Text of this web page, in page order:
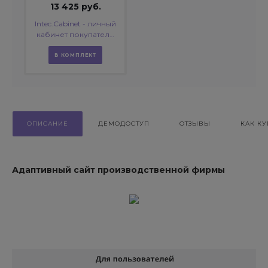
13 425 руб.
Intec.Cabinet - личный
кабинет покупателя
для интернет-
магазина (B2B и B2C)
В КОМПЛЕКТ
ОПИСАНИЕ ДЕМОДОСТУП ОТЗЫВЫ КАК
Адаптивный сайт производственной фирмы